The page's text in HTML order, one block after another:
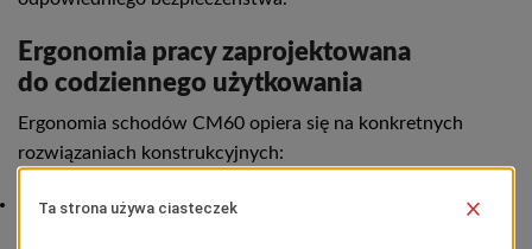
Ergonomia pracy zaprojektowana
do codziennego użytkowania
Ergonomia schodów CM60 opiera się na konkretnych
rozwiązaniach konstrukcyjnych:
wejściu pod kątem 60 stopni, które wspiera naturalną